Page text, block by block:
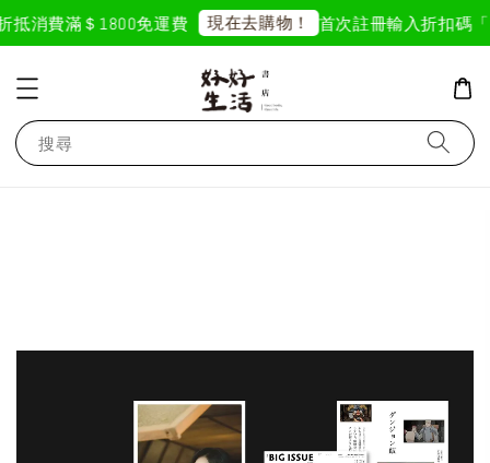
抵消費滿＄1800免運費 現在去購物！ 首次註冊輸入折扣碼「
搜尋